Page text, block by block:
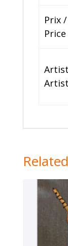
Prix /
Price
Artist